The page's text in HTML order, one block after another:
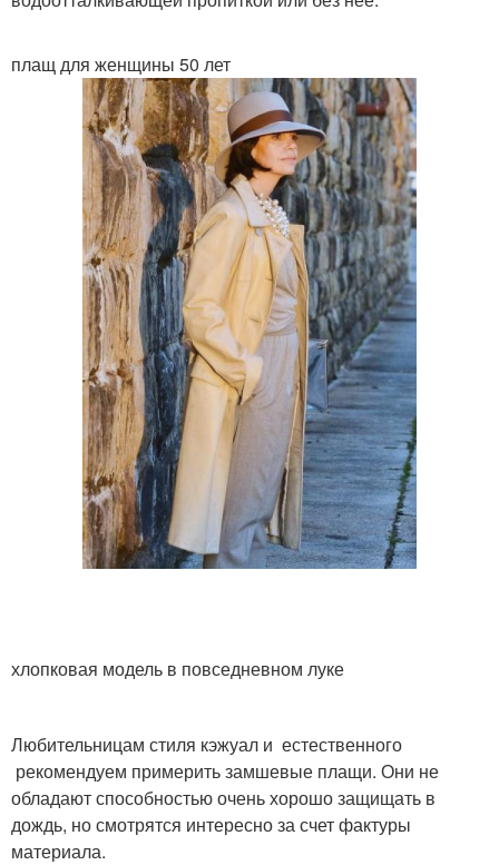
плащ для женщины 50 лет
хлопковая модель в повседневном луке
Любительницам стиля кэжуал и естественного
рекомендуем примерить замшевые плащи. Они не
обладают способностью очень хорошо защищать в
дождь, но смотрятся интересно за счет фактуры
материала.